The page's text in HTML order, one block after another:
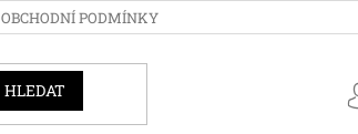
OBCHODNÍ PODMÍNKY
HLEDAT